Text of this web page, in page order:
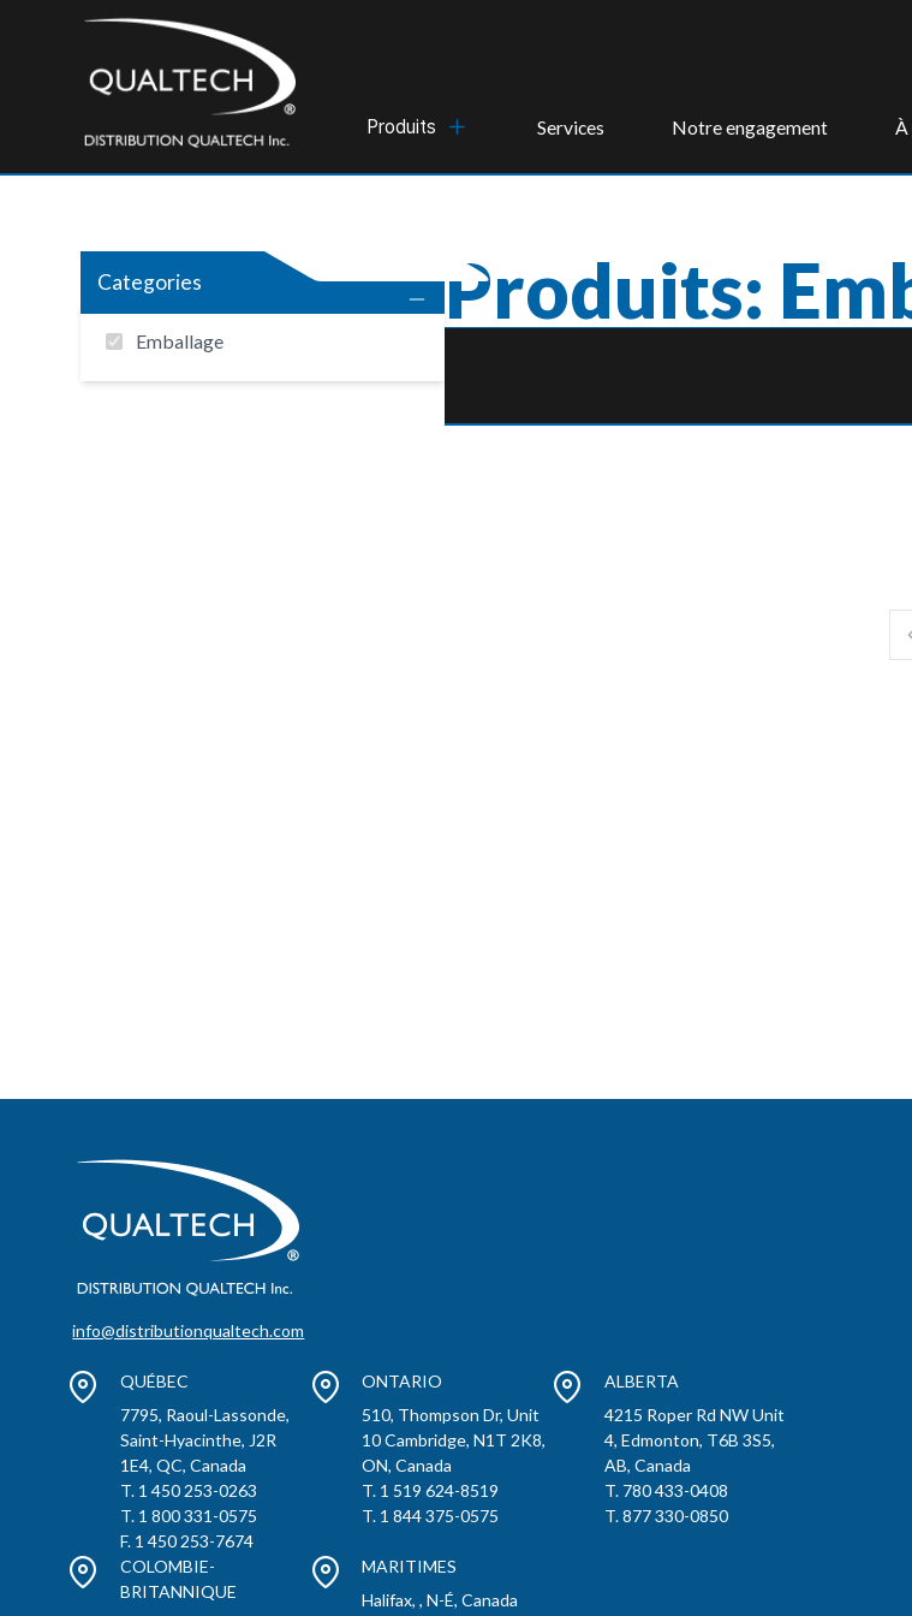
Produits Services Notre engagement
Categories
Emballage
Produits:
info@distributionqualtech.com
QUÉBEC
7795, Raoul-Lassonde,
Saint-Hyacinthe, J2R
1E4, QC, Canada
T. 1 450 253-0263
T. 1 800 331-0575
F. 1 450 253-7674
ONTARIO
510, Thompson Dr, Unit
10 Cambridge, N1T 2K8,
ON, Canada
T. 1 519 624-8519
T. 1 844 375-0575
ALBERTA
4215 Roper Rd NW Unit
4, Edmonton, T6B 3S5,
AB, Canada
T. 780 433-0408
T. 877 330-0850
COLOMBIE-
BRITANNIQUE
MARITIMES
Halifax, , N-É, Canada